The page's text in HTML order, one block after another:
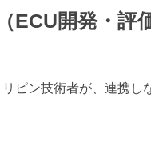
ECU開発・評価
ピン技術者が、連携し